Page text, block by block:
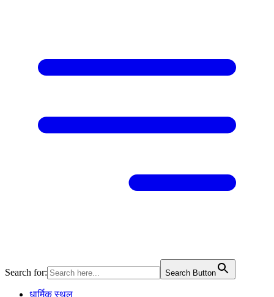
Search for: Search Button
धार्मिक स्थल